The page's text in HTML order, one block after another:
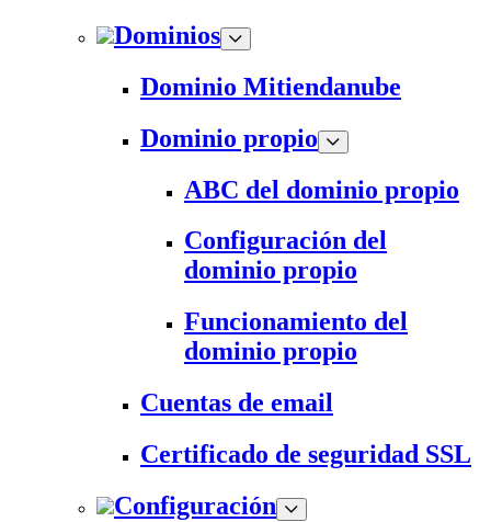
Dominios
Dominio Mitiendanube
Dominio propio
ABC del dominio propio
Configuración del
dominio propio
Funcionamiento del
dominio propio
Cuentas de email
Certificado de seguridad SSL
Configuración